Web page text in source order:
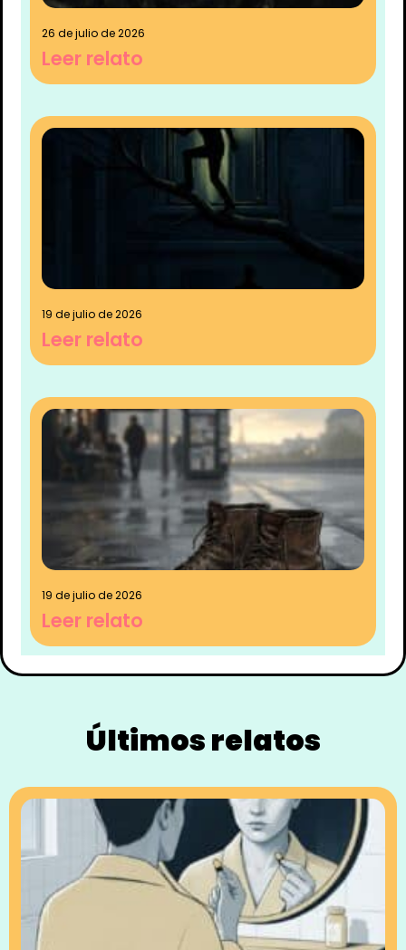
26 de julio de 2026
Leer relato
19 de julio de 2026
Leer relato
19 de julio de 2026
Leer relato
Últimos relatos